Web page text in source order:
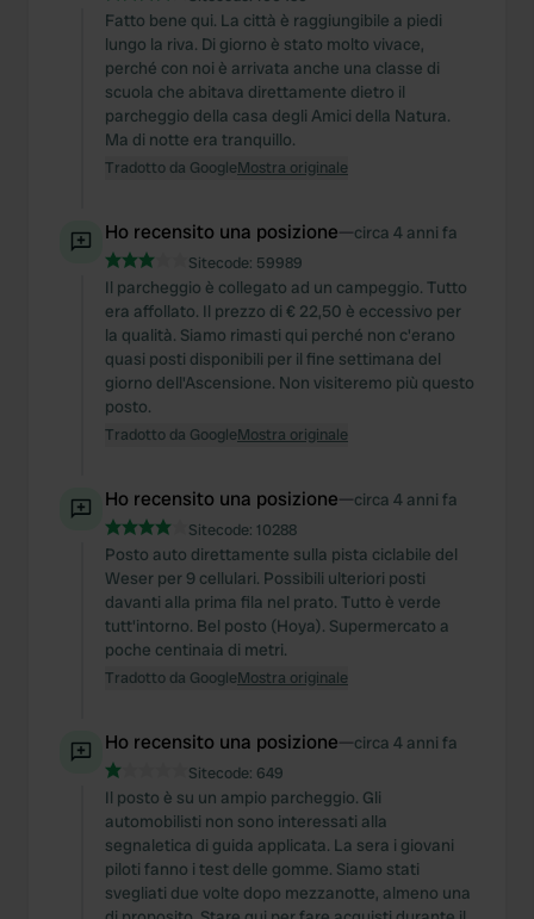
Fatto bene qui. La città è raggiungibile a piedi
lungo la riva. Di giorno è stato molto vivace,
perché con noi è arrivata anche una classe di
scuola che abitava direttamente dietro il
parcheggio della casa degli Amici della Natura.
Ma di notte era tranquillo.
Tradotto da GoogleMostra originale
Ho recensito una posizione—circa 4 anni fa
Sitecode: 59989
Il parcheggio è collegato ad un campeggio. Tutto
era affollato. Il prezzo di € 22,50 è eccessivo per
la qualità. Siamo rimasti qui perché non c'erano
quasi posti disponibili per il fine settimana del
giorno dell'Ascensione. Non visiteremo più questo
posto.
Tradotto da GoogleMostra originale
Ho recensito una posizione—circa 4 anni fa
Sitecode: 10288
Posto auto direttamente sulla pista ciclabile del
Weser per 9 cellulari. Possibili ulteriori posti
davanti alla prima fila nel prato. Tutto è verde
tutt'intorno. Bel posto (Hoya). Supermercato a
poche centinaia di metri.
Tradotto da GoogleMostra originale
Ho recensito una posizione—circa 4 anni fa
Sitecode: 649
Il posto è su un ampio parcheggio. Gli
automobilisti non sono interessati alla
segnaletica di guida applicata. La sera i giovani
piloti fanno i test delle gomme. Siamo stati
svegliati due volte dopo mezzanotte, almeno una